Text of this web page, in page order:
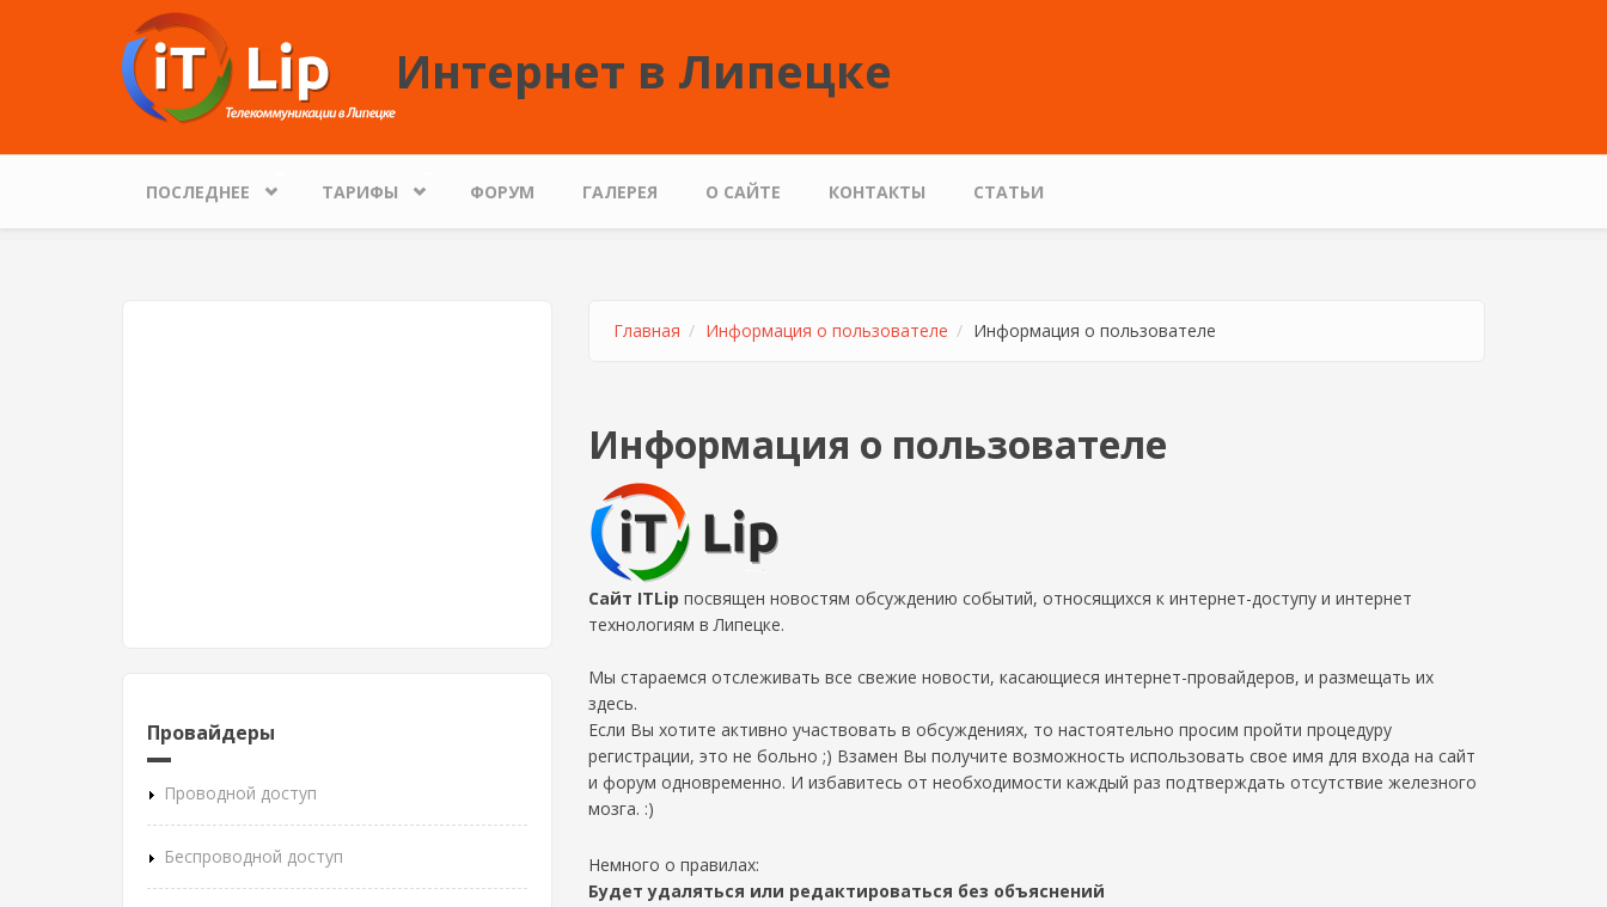
Перейти к основному содержанию
Интернет в Липецке
ПОСЛЕДНЕЕ ТАРИФЫ ФОРУМ ГАЛЕРЕЯ О САЙТЕ КОНТАКТЫ СТАТЬИ
Провайдеры
Проводной доступ
Беспроводной доступ
Главная Информация о пользователе Информация о пользователе
Информация о пользователе
Сайт ITLip посвящен новостям обсуждению событий, относящихся к интернет-доступу и интернет
технологиям в Липецке.
Мы стараемся отслеживать все свежие новости, касающиеся интернет-провайдеров, и размещать их
здесь.
Если Вы хотите активно участвовать в обсуждениях, то настоятельно просим пройти процедуру
регистрации, это не больно ;) Взамен Вы получите возможность использовать свое имя для входа на сайт
и форум одновременно. И избавитесь от необходимости каждый раз подтверждать отсутствие железного
мозга. :)
Немного о правилах:
Будет удаляться или редактироваться без объяснений